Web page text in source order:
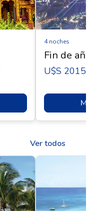
4 noches
Fin de año
U$s 2015
Ver todos